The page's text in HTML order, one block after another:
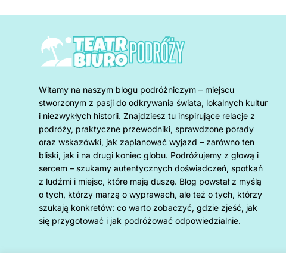
Witamy na naszym blogu podróżniczym – miejscu
stworzonym z pasji do odkrywania świata, lokalnych kultur
i niezwykłych historii. Znajdziesz tu inspirujące relacje z
podróży, praktyczne przewodniki, sprawdzone porady
oraz wskazówki, jak zaplanować wyjazd – zarówno ten
bliski, jak i na drugi koniec globu. Podróżujemy z głową i
sercem – szukamy autentycznych doświadczeń, spotkań
z ludźmi i miejsc, które mają duszę. Blog powstał z myślą
o tych, którzy marzą o wyprawach, ale też o tych, którzy
szukają konkretów: co warto zobaczyć, gdzie zjeść, jak
się przygotować i jak podróżować odpowiedzialnie.